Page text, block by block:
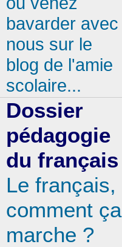
bavarder avec
nous sur le
blog de l'amie
scolaire...
Dossier
pédagogie
du français
Le français,
comment ça
marche ?